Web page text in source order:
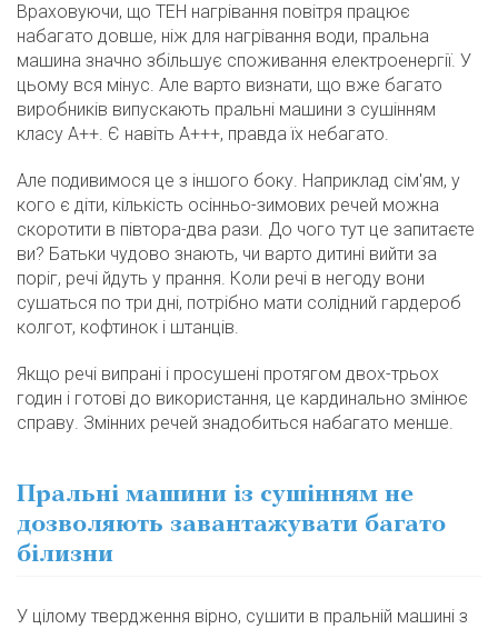
Враховуючи, що ТЕН нагрівання повітря працює
набагато довше, ніж для нагрівання води, пральна
машина значно збільшує споживання електроенергії. У
цьому вся мінус. Але варто визнати, що вже багато
виробників випускають пральні машини з сушінням
класу A++. Є навіть А+++, правда їх небагато.
Але подивимося це з іншого боку. Наприклад сім'ям, у
кого є діти, кількість осінньо-зимових речей можна
скоротити в півтора-два рази. До чого тут це запитаєте
ви? Батьки чудово знають, чи варто дитині вийти за
поріг, речі йдуть у прання. Коли речі в негоду вони
сушаться по три дні, потрібно мати солідний гардероб
колгот, кофтинок і штанців.
Якщо речі випрані і просушені протягом двох-трьох
годин і готові до використання, це кардинально змінює
справу. Змінних речей знадобиться набагато менше.
Пральні машини із сушінням не
дозволяють завантажувати багато
білизни
У цілому твердження вірно, сушити в пральній машині з